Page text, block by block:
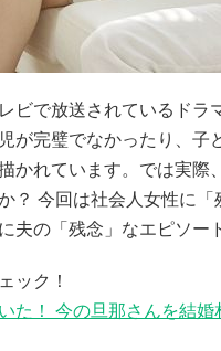
ビで放送されているドラ
が完璧でなかったり、
かれています。では実際
？ 今回は社会人女性に
夫の「残念」なエピソー
ック！
た！ 今の旦那さんを結